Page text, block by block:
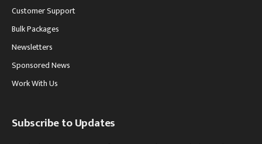
Customer Support
Bulk Packages
Newsletters
Sponsored News
Work With Us
Subscribe to Updates